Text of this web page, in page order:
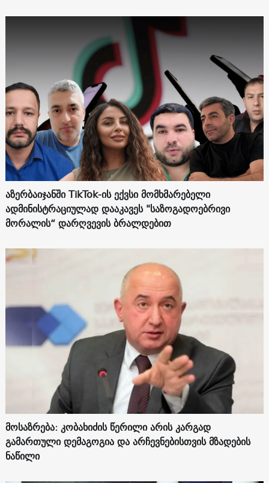
აზერბაიჯანში TikTok-ის ექვსი მომხმარებელი
ადმინისტრაციულად დააკავეს "საზოგადოებრივი
მორალის“ დარღვევის ბრალდებით
მოსაზრება: კობახიძის წერილი არის კარგად
გამართული დემაგოგია და არჩევნებისთვის მზადების
ნაწილი